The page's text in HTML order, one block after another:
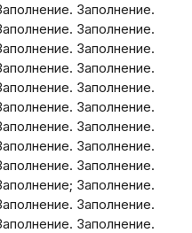
Заполнение.
Заполнение.
Заполнение.
Заполнение.
Заполнение.
Заполнение.
Заполнение.
Заполнение.
Заполнение.
Заполнение.
Заполнение.
Заполнение.